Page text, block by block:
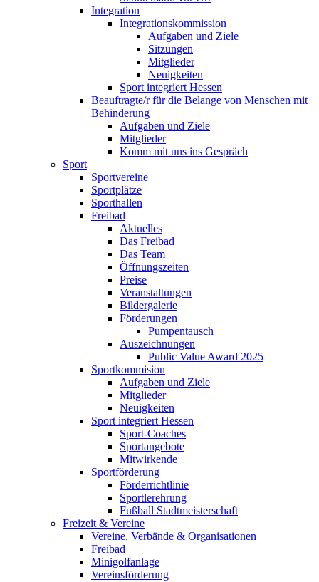
Integration
Integrationskommission
Aufgaben und Ziele
Sitzungen
Mitglieder
Neuigkeiten
Sport integriert Hessen
Beauftragte/r für die Belange von Menschen mit
Behinderung
Aufgaben und Ziele
Mitglieder
Komm mit uns ins Gespräch
Sport
Sportvereine
Sportplätze
Sporthallen
Freibad
Aktuelles
Das Freibad
Das Team
Öffnungszeiten
Preise
Veranstaltungen
Bildergalerie
Förderungen
Pumpentausch
Auszeichnungen
Public Value Award 2025
Sportkommision
Aufgaben und Ziele
Mitglieder
Neuigkeiten
Sport integriert Hessen
Sport-Coaches
Sportangebote
Mitwirkende
Sportförderung
Förderrichtlinie
Sportlerehrung
Fußball Stadtmeisterschaft
Freizeit & Vereine
Vereine, Verbände & Organisationen
Freibad
Minigolfanlage
Vereinsförderung